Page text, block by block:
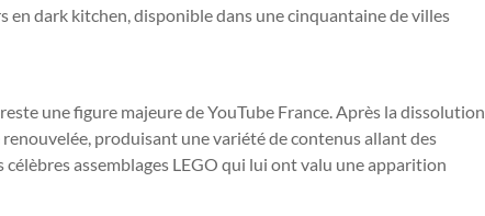
en dark kitchen, disponible dans une cinquantaine de villes
une figure majeure de YouTube France. Après la dissolution
produisant une variété de contenus allant des
assemblages LEGO qui lui ont valu une apparition